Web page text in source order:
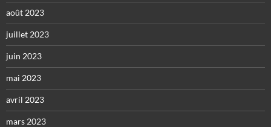
août 2023
juillet 2023
juin 2023
mai 2023
avril 2023
mars 2023